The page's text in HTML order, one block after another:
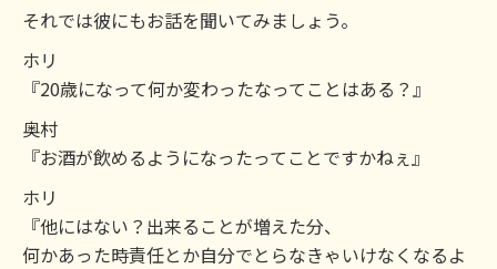
それでは彼にもお話を聞いてみましょう。
ホリ
『20歳になって何か変わったなってことはある？』
奥村
『お酒が飲めるようになったってことですかねぇ』
ホリ
『他にはない？出来ることが増えた分、
何かあった時責任とか自分でとらなきゃいけなくなるよ